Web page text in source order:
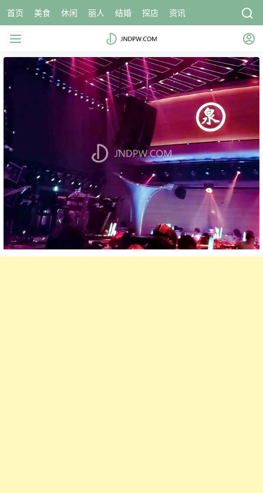
首页 美食 休闲 丽人 结婚 探店 资讯